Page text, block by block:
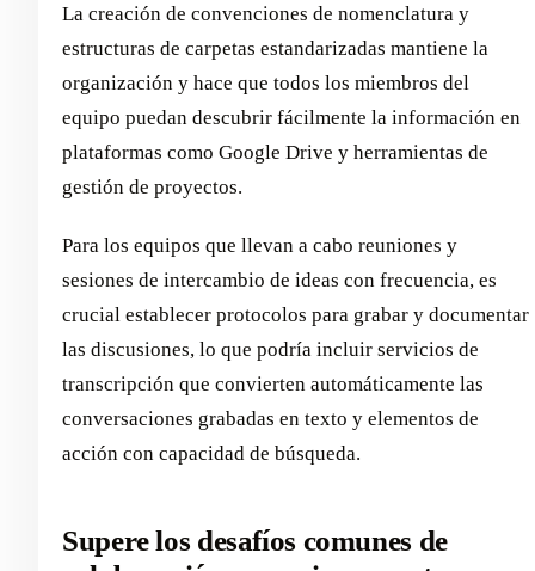
La creación de convenciones de nomenclatura y
estructuras de carpetas estandarizadas mantiene la
organización y hace que todos los miembros del
equipo puedan descubrir fácilmente la información en
plataformas como Google Drive y herramientas de
gestión de proyectos.
Para los equipos que llevan a cabo reuniones y
sesiones de intercambio de ideas con frecuencia, es
crucial establecer protocolos para grabar y documentar
las discusiones, lo que podría incluir servicios de
transcripción que convierten automáticamente las
conversaciones grabadas en texto y elementos de
acción con capacidad de búsqueda.
Supere los desafíos comunes de